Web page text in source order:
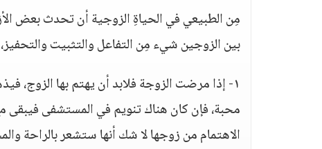
مِن الطبيعي في الحياةِ الزوجية أن تحدث بعض
بين الزوجين شيء مِن التفاعل والتثبيت
١- إذا مرضت الزوجة فلابد أن يهتم بها الزوج،
محبة، فإن كان هناك تنويم في المستشفى فيبقى
الاهتمام من زوجها لا شك أنها ستشعر بالراحة